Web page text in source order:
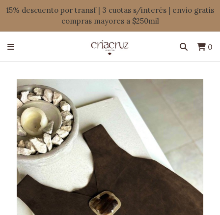
15% descuento por transf | 3 cuotas s/interés | envio gratis
compras mayores a $250mil
0